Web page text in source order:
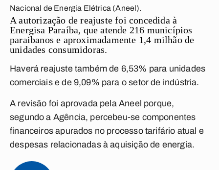
Nacional de Energia Elétrica (Aneel).
A autorização de reajuste foi concedida à
Energisa Paraíba, que atende 216 municípios
paraibanos e aproximadamente 1,4 milhão de
unidades consumidoras.
Haverá reajuste também de 6,53% para unidades
comerciais e de 9,09% para o setor de indústria.
A revisão foi aprovada pela Aneel porque,
segundo a Agência, percebeu-se componentes
financeiros apurados no processo tarifário atual e
despesas relacionadas à aquisição de energia.